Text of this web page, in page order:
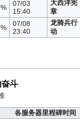
07/03
15:40
大西洋宪
章
07/08
23:40
龙骑兵行
动
斗
各服务器里程碑时间